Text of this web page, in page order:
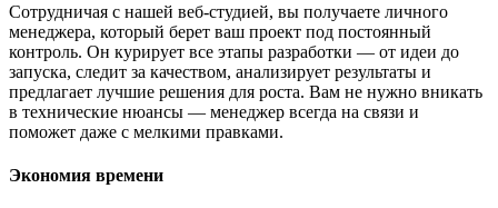
Сотрудничая с нашей веб-студией, вы получаете личного
менеджера, который берет ваш проект под постоянный
контроль. Он курирует все этапы разработки — от идеи до
запуска, следит за качеством, анализирует результаты и
предлагает лучшие решения для роста. Вам не нужно вникать
в технические нюансы — менеджер всегда на связи и
поможет даже с мелкими правками.
Экономия времени